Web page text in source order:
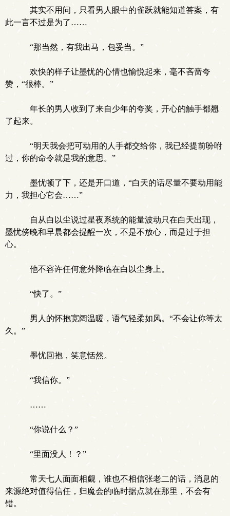
其实不用问，只看男人眼中的雀跃就能知道答案，有
此一言不过是为了……
“那当然，有我出马，包妥当。”
欢快的样子让墨忧的心情也愉悦起来，毫不吝啬夸
赞，“很棒。”
年长的男人收到了来自少年的夸奖，开心的触手都翘
了起来。
“明天我会把可动用的人手都交给你，我已经提前吩咐
过，你的命令就是我的意思。”
墨忧顿了下，还是开口道，“白天的话尽量不要动用能
力，我担心它会……”
自从白以尘说过星夜系统的能量波动只在白天出现，
墨忧傍晚和早晨都会提醒一次，不是不放心，而是过于担
心。
他不容许任何意外降临在白以尘身上。
“快了。”
男人的怀抱宽阔温暖，语气轻柔如风。“不会让你等太
久。”
墨忧回抱，笑意恬然。
“我信你。”
……
“你说什么？”
“里面没人！？”
常天七人面面相觑，谁也不相信张老二的话，消息的
来源绝对值得信任，归魔会的临时据点就在那里，不会有
错。